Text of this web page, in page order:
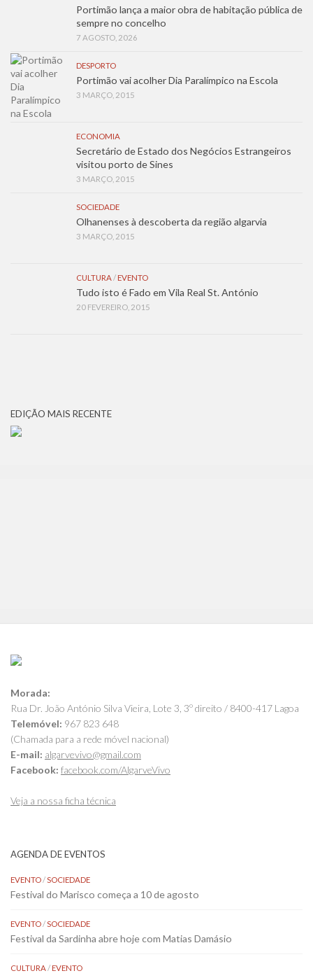
Portimão lança a maior obra de habitação pública de
sempre no concelho
7 AGOSTO, 2026
DESPORTO
Portimão vai acolher Dia Paralímpico na Escola
3 MARÇO, 2015
ECONOMIA
Secretário de Estado dos Negócios Estrangeiros
visitou porto de Sines
3 MARÇO, 2015
SOCIEDADE
Olhanenses à descoberta da região algarvia
3 MARÇO, 2015
CULTURA/ EVENTO
Tudo isto é Fado em Vila Real St. António
20 FEVEREIRO, 2015
EDIÇÃO MAIS RECENTE
Morada:
Rua Dr. João António Silva Vieira, Lote 3, 3º direito / 8400-417 Lagoa
Telemóvel: 967 823 648
(Chamada para a rede móvel nacional)
E-mail: algarvevivo@gmail.com
Facebook: facebook.com/AlgarveVivo
Veja a nossa ficha técnica
AGENDA DE EVENTOS
EVENTO/SOCIEDADE
Festival do Marisco começa a 10 de agosto
EVENTO/SOCIEDADE
Festival da Sardinha abre hoje com Matias Damásio
CULTURA/EVENTO